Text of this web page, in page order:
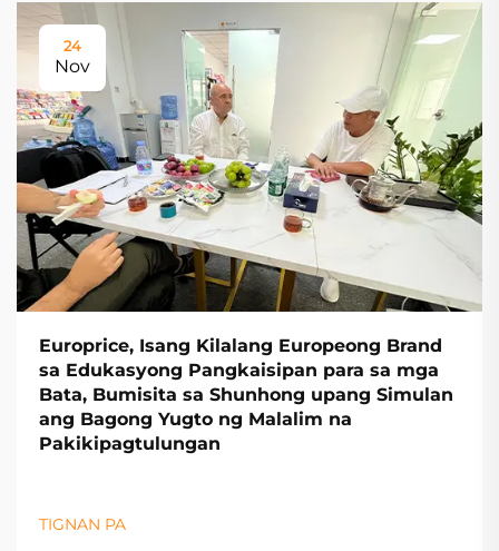
24
Nov
Europrice, Isang Kilalang Europeong Brand
sa Edukasyong Pangkaisipan para sa mga
Bata, Bumisita sa Shunhong upang Simulan
ang Bagong Yugto ng Malalim na
Pakikipagtulungan
TIGNAN PA